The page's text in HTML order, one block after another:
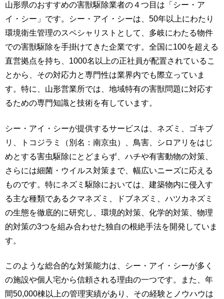
山形県のおすすめの害獣駆除業者の４つ目は「シー・ア
イ・シー」です。シー・アイ・シーは、50年以上にわたり
環境衛生管理のスペシャリストとして、多岐にわたる物件
での害獣駆除を手掛けてきた企業です。全国に100を超える
直営拠点を持ち、1000名以上の正社員が配置されているこ
とから、その対応力と専門性は業界内でも際立っていま
す。特に、山形営業所では、地域特有の害獣問題に対応す
るための専門知識と技術を有しています。
シー・アイ・シーが提供するサービスは、ネズミ、ゴキブ
リ、トコジラミ（別名：南京虫）、鳥害、シロアリをはじ
めとする害虫駆除にとどまらず、ハチや有害動物の対策、
さらには細菌・ウイルス対策まで、幅広いニーズに応える
ものです。特にネズミ駆除においては、建築物内に侵入す
る主な種類であるクマネズミ、ドブネズミ、ハツカネズミ
の生態を徹底的に研究し、環境的対策、化学的対策、物理
的対策の3つを組み合わせた独自の根絶手法を開発していま
す。
このような総合的な対策能力は、シー・アイ・シーが多く
の施設や個人宅から信頼される理由の一つです。また、年
間50,000棟以上の管理実績があり、その経験とノウハウは